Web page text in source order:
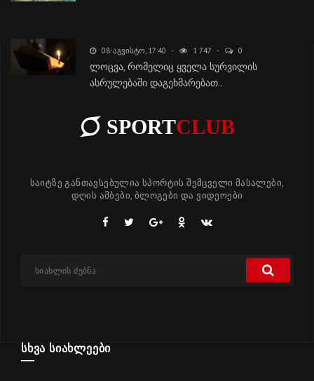
08-ᲐᲒᲕᲘᲡᲢᲝ, 17:40 1 747 0
ლოცვა, რომელიც ყველა სურვილის
ასრულებაში დაგეხმარებათ..
SPORTCLUB
საიტზე განთავსებულია სპორტის შემცველი მასალები,
დღის ამბები, ბლოგები და ვიდეოები
ᲡᲮᲕᲐ ᲡᲘᲐᲮᲚᲔᲔᲑᲘ